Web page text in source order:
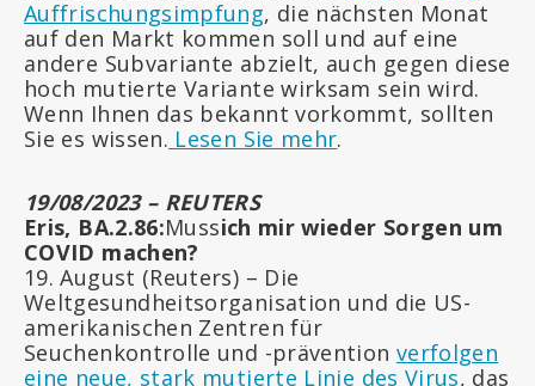
Auffrischungsimpfung, die nächsten Monat
auf den Markt kommen soll und auf eine
andere Subvariante abzielt, auch gegen diese
hoch mutierte Variante wirksam sein wird.
Wenn Ihnen das bekannt vorkommt, sollten
Sie es wissen. Lesen Sie mehr.
19/08/2023 – REUTERS
Eris, BA.2.86:Mussich mir wieder Sorgen um
COVID machen?
19. August (Reuters) – Die
Weltgesundheitsorganisation und die US-
amerikanischen Zentren für
Seuchenkontrolle und -prävention verfolgen
eine neue, stark mutierte Linie des Virus, das